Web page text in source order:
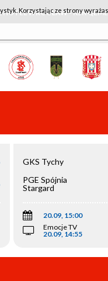
WROCŁAW - KSK
GKS Tychy
PGE Spójnia
Stargard
20.09, 15:00
Emocje TV
20.09, 14:55
Korzystając ze strony